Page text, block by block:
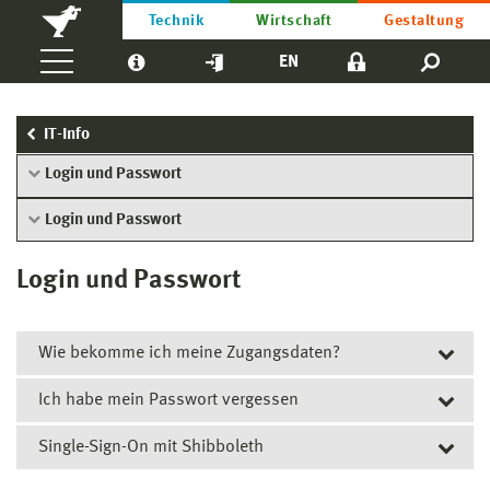
Technik Wirtschaft Gestaltung
EN
IT-Info
Login und Passwort
Login und Passwort
Login und Passwort
Wie bekomme ich meine Zugangsdaten?
Zum Start an unserer Hochschule wird für Sie eine
zentrale Nutzerkennung eingerichtet. Mit dieser erhalten
Sie Zugang zu den wichtigsten IT-Diensten – wie z. B.
Ich habe mein Passwort vergessen
Haben Sie Ihr Passwort vergessen? Kein Problem, in der
Single-Sign-On mit Shibboleth